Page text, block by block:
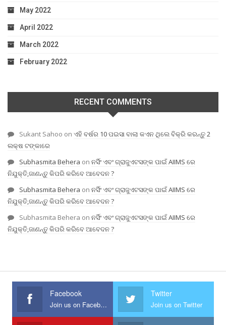
May 2022
April 2022
March 2022
February 2022
RECENT COMMENTS
Sukant Sahoo on ଏହି ବର୍ଷର 10 ପଇସା ବାଲା କଏନ ଥିଲେ ବିକ୍ରି କରନ୍ତୁ 2
ଲକ୍ଷ ଟଙ୍କାରେ
Subhasmita Behera on ନର୍ସିଂ ଏବଂ ଗ୍ରାଜୁଏଟସଙ୍କ ପାଇଁ AIIMS ରେ
ନିଯୁକ୍ତି,ଜାଣନ୍ତୁ କିପରି କରିବେ ଆବେଦନ ?
Subhasmita Behera on ନର୍ସିଂ ଏବଂ ଗ୍ରାଜୁଏଟସଙ୍କ ପାଇଁ AIIMS ରେ
ନିଯୁକ୍ତି,ଜାଣନ୍ତୁ କିପରି କରିବେ ଆବେଦନ ?
Subhasmita Behera on ନର୍ସିଂ ଏବଂ ଗ୍ରାଜୁଏଟସଙ୍କ ପାଇଁ AIIMS ରେ
ନିଯୁକ୍ତି,ଜାଣନ୍ତୁ କିପରି କରିବେ ଆବେଦନ ?
Facebook
Join us on Facebook
Twitter
Join us on Twitter